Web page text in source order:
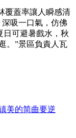
蓋率讓人瞬感清
吸一口氣，仿佛
日可避暑戲水，秋
。”景區負責人瓦
美的简曲要逆